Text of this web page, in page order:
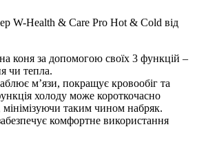
W-Health & Care Pro Hot & Cold від
коня за допомогою своїх 3 функцій –
чи тепла.
м’язи, покращує кровообіг та
холоду може короткочасно
таким чином набряк.
комфортне використання